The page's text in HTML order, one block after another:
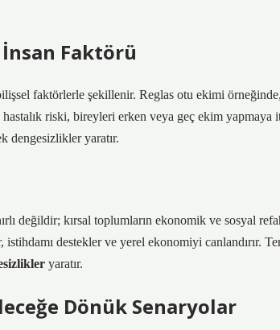
Faktörü
faktörlerle şekillenir. Reglas otu ekimi
riski, bireyleri erken veya geç ekim yapmaya
dengesizlikleryaratır.
değildir; kırsal toplumların ekonomik ve sosyal
destekler ve yerel ekonomiyi canlandırır.
yaratır.
Dönük Senaryolar